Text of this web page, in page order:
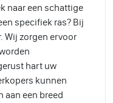
naar een schattige
specifiek ras? Bij
Wij zorgen ervoor
hart uw
kunnen
aan een breed